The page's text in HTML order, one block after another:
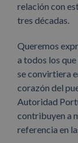
relación con
tres décadas.
Queremos
a todos los
se convirtiera
corazón del
Autoridad
contribuyen a
referencia en